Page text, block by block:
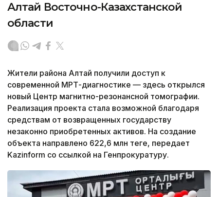
Алтай Восточно-Казахстанской
области
Жители района Алтай получили доступ к
современной МРТ-диагностике — здесь открылся
новый Центр магнитно-резонансной томографии.
Реализация проекта стала возможной благодаря
средствам от возвращенных государству
незаконно приобретенных активов. На создание
объекта направлено 622,6 млн теңге, передает
Kazinform со ссылкой на Генпрокуратуру.